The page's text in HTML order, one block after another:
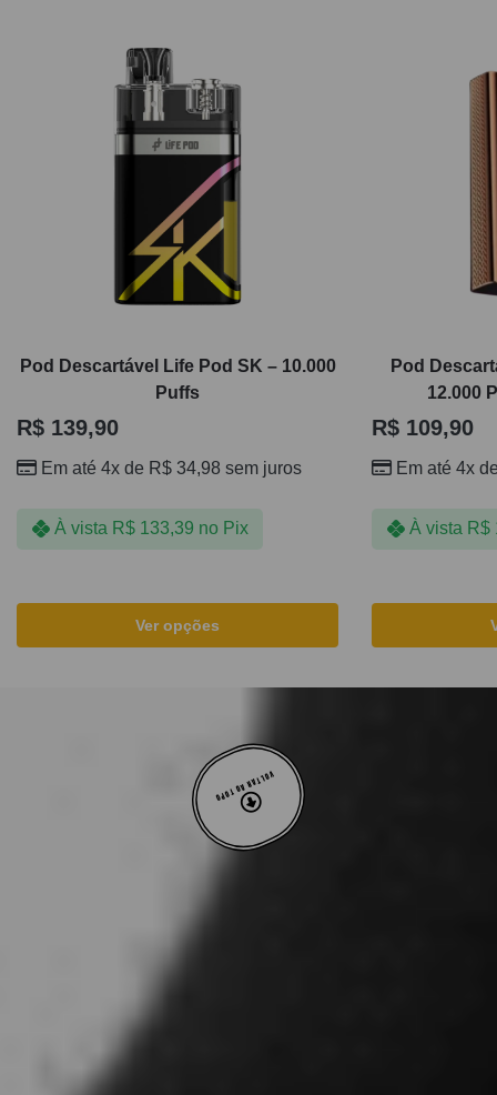
Pod Descartável Life Pod SK – 10.000
Puffs
R$ 139,90
Em até 4x de R$ 34,98 sem juros
À vista R$133,39 no Pix
Ver opções
Pod
12.000
R$ 109,90
Em até 4x
À vista R$
VOLTAR AO TOPO